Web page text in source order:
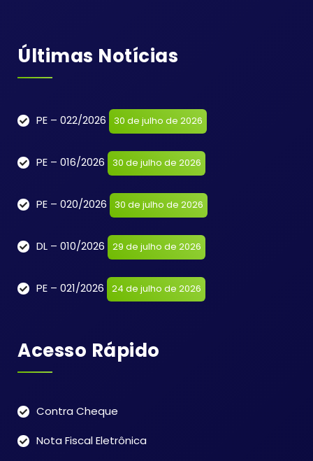
Últimas Notícias
PE – 022/2026 30 de julho de 2026
PE – 016/2026 30 de julho de 2026
PE – 020/2026 30 de julho de 2026
DL – 010/2026 29 de julho de 2026
PE – 021/2026 24 de julho de 2026
Acesso Rápido
Contra Cheque
Nota Fiscal Eletrônica